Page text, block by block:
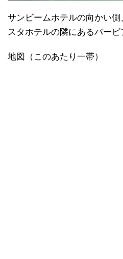
サンビームホテルの向かい
スタホテルの隣にあるバービ
地図（このあたり一帯）